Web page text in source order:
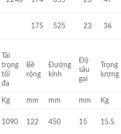
175 525 23 36
Tải
trọng
tối
đa
Bề
rộng
Đường
kính
Độ
sâu
gai
Trọng
lượng
Kg mm mm mm Kg
1090 122 450 15 15.5